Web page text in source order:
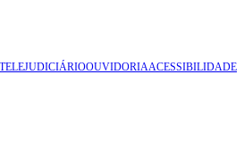
TELEJUDICIÁRIOOUVIDORIAACESSIBILIDADE